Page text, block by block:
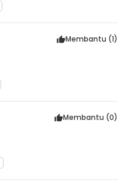
Membantu (1)
Membantu (0)